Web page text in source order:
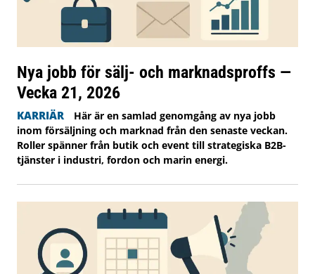
Nya jobb för sälj- och marknadsproffs —
Vecka 21, 2026
KARRIÄR
Här är en samlad genomgång av nya jobb
inom försäljning och marknad från den senaste veckan.
Roller spänner från butik och event till strategiska B2B-
tjänster i industri, fordon och marin energi.